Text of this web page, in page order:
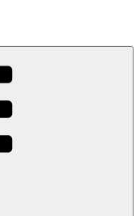
Container